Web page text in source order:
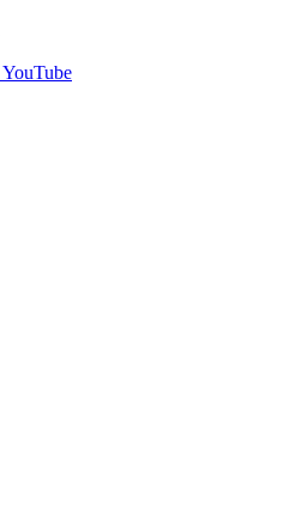
YouTube